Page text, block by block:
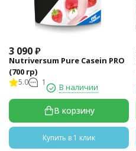
3 090₽
Nutriversum Pure Casein PRO
(700 гр)
5.0 1 В наличии
В корзину
Купить в 1 клик